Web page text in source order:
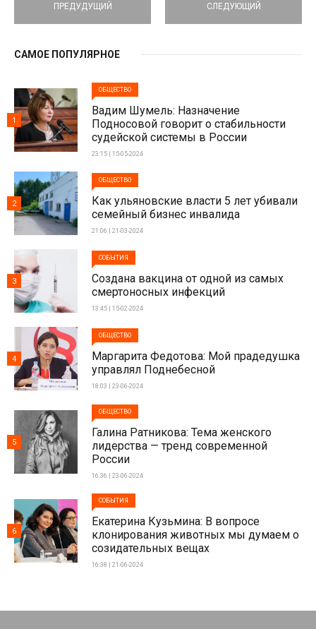
ПРЕДУДУЩИЙ СЛЕДУЮЩИЙ
САМОЕ ПОПУЛЯРНОЕ
ОБЩЕСТВО
Вадим Шумель: Назначение
Подносовой говорит о стабильности
судейской системы в России
23:15 | 15-05-2024
1
ОБЩЕСТВО
Как ульяновские власти 5 лет убивали
семейный бизнес инвалида
21:06 | 21-03-2024
2
СОБЫТИЯ
Создана вакцина от одной из самых
смертоносных инфекций
13:45 | 15-02-2024
3
ОБЩЕСТВО
Маргарита Федотова: Мой прадедушка
управлял Поднебесной
18:03 | 23-06-2024
4
ОБЩЕСТВО
Галина Ратникова: Тема женского
лидерства — тренд современной
России
16:36 | 23-06-2024
5
СОБЫТИЯ
Екатерина Кузьмина: В вопросе
клонирования животных мы думаем о
созидательных вещах
16:38 | 21-06-2024
6